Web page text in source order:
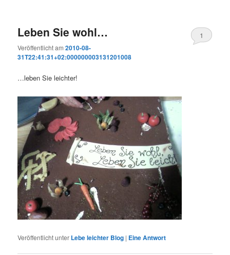
Leben Sie wohl…
Veröffentlicht am2010-08-
31T22:41:31+02:000000003131201008
1
…leben Sie leichter!
Veröffentlicht unter Lebe leichter Blog | EineAntwort